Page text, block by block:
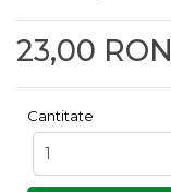
23,00 RON
Cantitate